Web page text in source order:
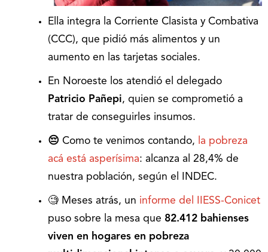
Ella integra la Corriente Clasista y Combativa
(CCC), que pidió más alimentos y un
aumento en las tarjetas sociales.
En Noroeste los atendió el delegado
Patricio Pañepi, quien se comprometió a
tratar de conseguirles insumos.
😔 Como te venimos contando, la pobreza
acá está asperísima: alcanza al 28,4% de
nuestra población, según el INDEC.
🧐 Meses atrás, un informe del IIESS-Conicet
puso sobre la mesa que 82.412 bahienses
viven en hogares en pobreza